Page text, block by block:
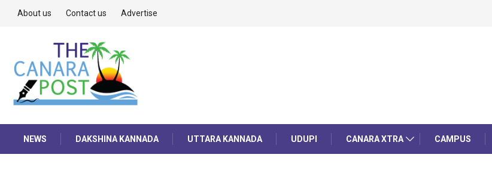
About us Contact us Advertise
NEWS DAKSHINA KANNADA UTTARA KANNADA UDUPI CANARA XTRA CAMPUS